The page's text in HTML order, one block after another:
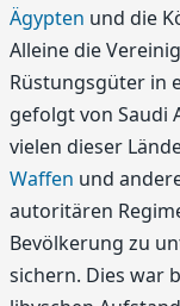
Ägypten und die
Alleine die
Rüstungsgüter in
gefolgt von Saudi
vielen dieser
Waffen und
autoritären
Bevölkerung zu
sichern. Dies war